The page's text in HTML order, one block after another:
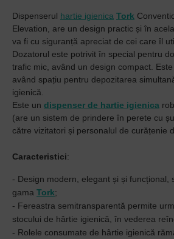
Dispenserul hartie igienica Tork
Elevation, are un design practic și în
va fi cu siguranță apreciat de cei care îl
Dozatorul este potrivit în special pentru
trafic mic, având un design compact.
având spațiu pentru depozitarea
igienică.
Este un dispenser de hartie igienica
(are un sistem de prindere în perete cu
către vizitatori și personalul de curățenie
Caracteristici:
- Design modern, elegant și și funcțional,
gama Tork;
- Fereastra semitransparentă permite
stocului de hârtie igienică, în vederea
- Rolele consumate de hârtie igienică